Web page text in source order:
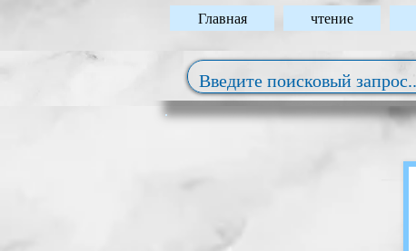
Главная чтение